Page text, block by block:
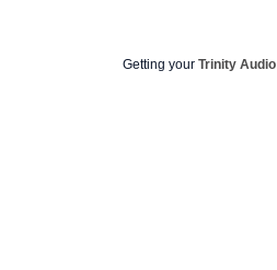
Getting your Trinity Audio